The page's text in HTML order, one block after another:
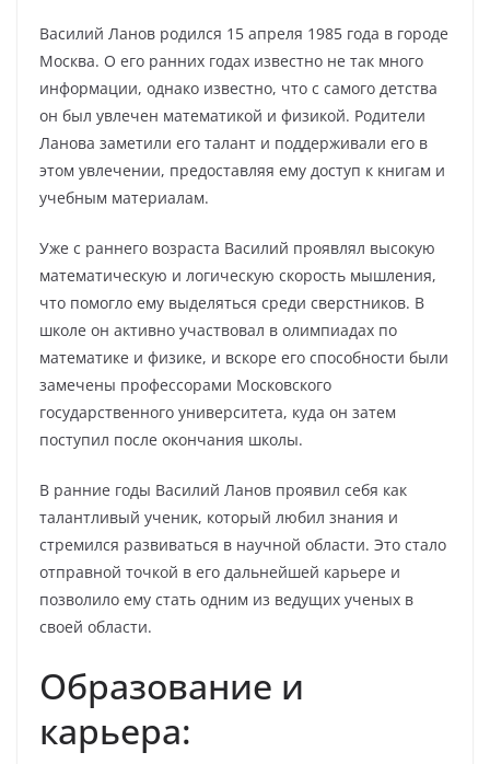
Василий Ланов родился 15 апреля 1985 года в городе
Москва. О его ранних годах известно не так много
информации, однако известно, что с самого детства
он был увлечен математикой и физикой. Родители
Ланова заметили его талант и поддерживали его в
этом увлечении, предоставляя ему доступ к книгам и
учебным материалам.
Уже с раннего возраста Василий проявлял высокую
математическую и логическую скорость мышления,
что помогло ему выделяться среди сверстников. В
школе он активно участвовал в олимпиадах по
математике и физике, и вскоре его способности были
замечены профессорами Московского
государственного университета, куда он затем
поступил после окончания школы.
В ранние годы Василий Ланов проявил себя как
талантливый ученик, который любил знания и
стремился развиваться в научной области. Это стало
отправной точкой в его дальнейшей карьере и
позволило ему стать одним из ведущих ученых в
своей области.
Образование и
карьера: